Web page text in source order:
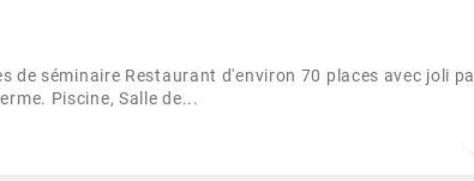
de séminaire Restaurant d'environ 70 places avec joli
Piscine, Salle de...